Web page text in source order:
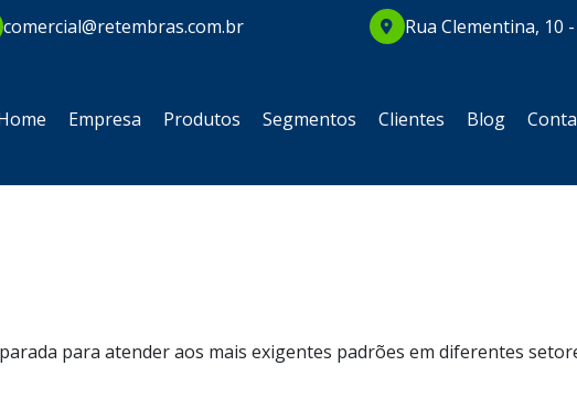
comercial@retembras.com.br Rua Clementina, 10
Empresa Produtos Segmentos Clientes Blog
para atender aos mais exigentes padrões em diferentes